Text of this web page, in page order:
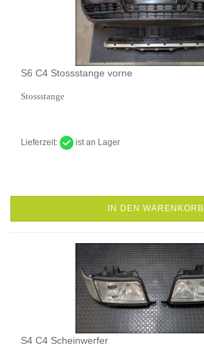
S6 C4 Stossstange vorne
Stossstange
Lieferzeit: ist an Lager
IN DEN WARENKORB
S4 C4 Scheinwerfer